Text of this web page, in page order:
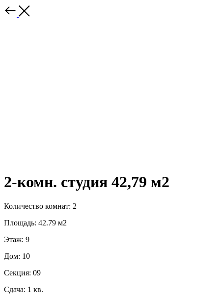
2-комн. студия 42,79 м2
Количество комнат: 2
Площадь: 42.79 м2
Этаж: 9
Дом: 10
Секция: 09
Сдача: 1 кв.